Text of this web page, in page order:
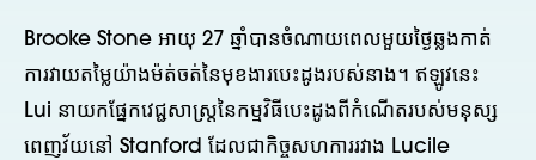
Brooke Stone អាយុ 27 ឆ្នាំបានចំណាយពេលមួយថ្ងៃឆ្លងកាត់
ការវាយតម្លៃយ៉ាងម៉ត់ចត់នៃមុខងារបេះដូងរបស់នាង។ ឥឡូវនេះ
Lui នាយកផ្នែកវេជ្ជសាស្រ្តនៃកម្មវិធីបេះដូងពីកំណើតរបស់មនុស្ស
ពេញវ័យនៅ Stanford ដែលជាកិច្ចសហការរវាង Lucile